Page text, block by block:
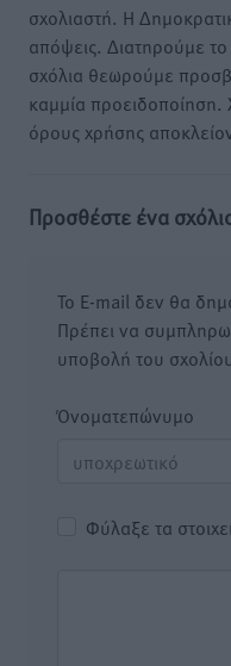
σχολιαστή. Η
απόψεις. Διατηρούμε
σχόλια θεωρούμε
καμμία
όρους χρήσης
Προσθέστε ένα
Το E-mail δεν θα
Πρέπει να
υποβολή του
Όνοματεπώνυμο
Φύλαξε τα